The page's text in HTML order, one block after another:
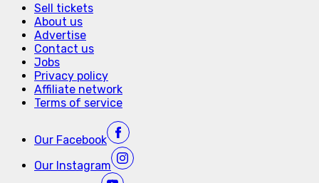
Sell tickets
About us
Advertise
Contact us
Jobs
Privacy policy
Affiliate network
Terms of service
Our Facebook
Our Instagram